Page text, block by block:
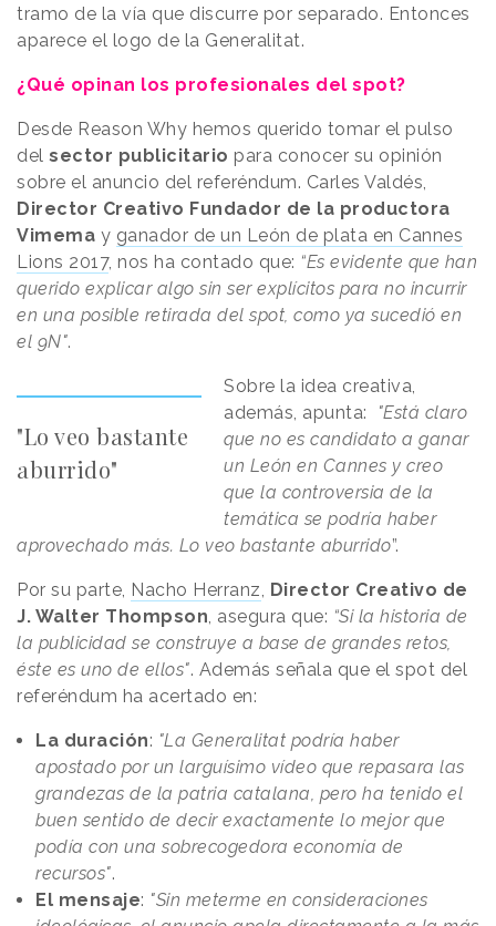
tramo de la vía que discurre por separado. Entonces
aparece el logo de la Generalitat.
¿Qué opinan los profesionales del spot?
Desde Reason Why hemos querido tomar el pulso
del sector publicitario para conocer su opinión
sobre el anuncio del referéndum. Carles Valdés,
Director Creativo Fundador de la productora
Vimema y ganador de un León de plata en Cannes
Lions 2017, nos ha contado que: “Es evidente que han
querido explicar algo sin ser explícitos para no incurrir
en una posible retirada del spot, como ya sucedió en
el 9N".
"Lo veo bastante
aburrido"
Sobre la idea creativa,
además, apunta:
"Está claro
que no es candidato a ganar
un León en Cannes y creo
que la controversia de la
temática se podría haber
aprovechado más. Lo veo bastante aburrido”.
Por su parte, Nacho Herranz, Director Creativo de
J. Walter Thompson, asegura que: “Si la historia de
la publicidad se construye a base de grandes retos,
éste es uno de ellos". Además señala que el spot del
referéndum ha acertado en:
La duración: "La Generalitat podría haber
apostado por un larguísimo vídeo que repasara las
grandezas de la patria catalana, pero ha tenido el
buen sentido de decir exactamente lo mejor que
podía con una sobrecogedora economía de
recursos".
El mensaje: "Sin meterme en consideraciones